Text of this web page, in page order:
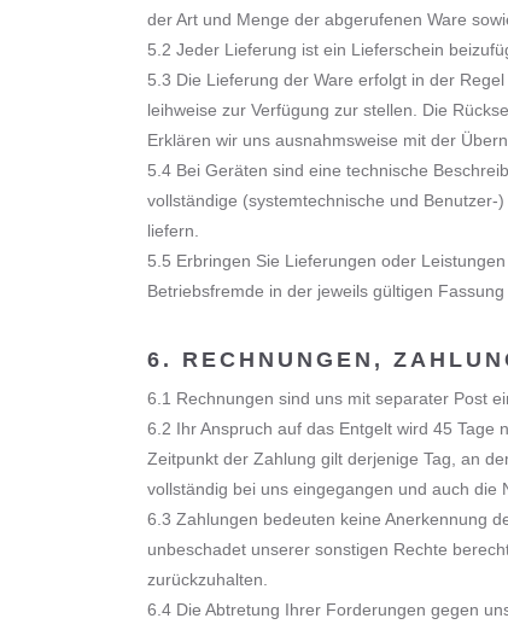
der Art und Menge der abgerufenen Ware
5.2 Jeder Lieferung ist ein Lieferschein
5.3 Die Lieferung der Ware erfolgt in der
leihweise zur Verfügung zur stellen. Die
Erklären wir uns ausnahmsweise mit der
5.4 Bei Geräten sind eine technische
vollständige (systemtechnische und
liefern.
5.5 Erbringen Sie Lieferungen oder
Betriebsfremde in der jeweils gültigen Fassung
6. RECHNUNGEN,
6.1 Rechnungen sind uns mit separater Post
6.2 Ihr Anspruch auf das Entgelt wird 45 Tage
Zeitpunkt der Zahlung gilt derjenige Tag, an
vollständig bei uns eingegangen und auch die
6.3 Zahlungen bedeuten keine Anerkennung
unbeschadet unserer sonstigen Rechte
zurückzuhalten.
6.4 Die Abtretung Ihrer Forderungen gegen